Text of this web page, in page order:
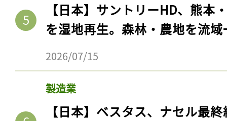
【日本】サントリーHD、熊本
を湿地再生。森林・農地を流
2026/07/15
製造業
【日本】ベスタス、ナセル最